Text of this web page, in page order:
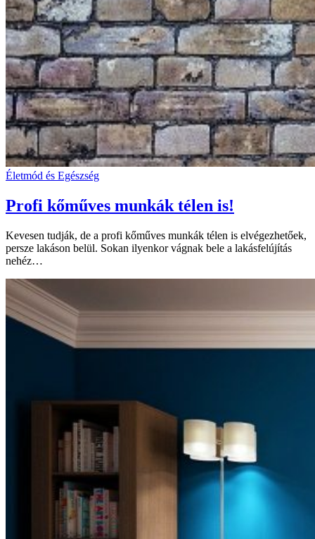
Életmód és Egészség
Profi kőműves munkák télen is!
Kevesen tudják, de a profi kőműves munkák télen is elvégezhetőek,
persze lakáson belül. Sokan ilyenkor vágnak bele a lakásfelújítás
nehéz…